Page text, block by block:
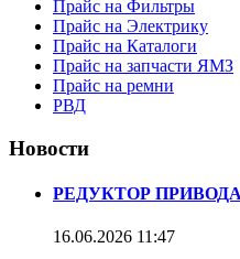
Прайс на Фильтры
Прайс на Электрику
Прайс на Каталоги
Прайс на запчасти ЯМЗ
Прайс на ремни
РВД
Новости
РЕДУКТОР
16.06.2026 11:47